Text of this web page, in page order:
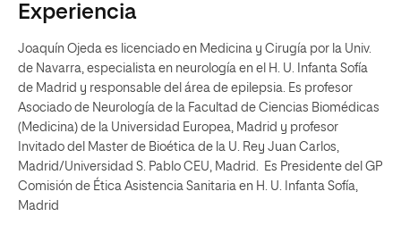
Experiencia
Joaquín Ojeda es licenciado en Medicina y Cirugía por la Univ.
de Navarra, especialista en neurología en el H. U. Infanta Sofía
de Madrid y responsable del área de epilepsia. Es profesor
Asociado de Neurología de la Facultad de Ciencias Biomédicas
(Medicina) de la Universidad Europea, Madrid y profesor
Invitado del Master de Bioética de la U. Rey Juan Carlos,
Madrid/Universidad S. Pablo CEU, Madrid. Es Presidente del GP
Comisión de Ética Asistencia Sanitaria en H. U. Infanta Sofía,
Madrid